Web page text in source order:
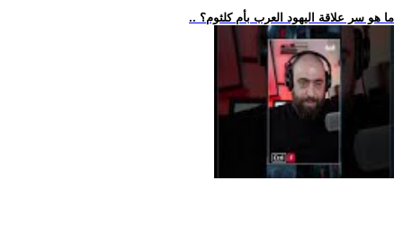
.. ما هو سر علاقة اليهود العرب بأم كلثوم؟